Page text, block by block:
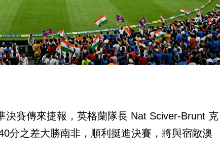
賽傳來捷報，英格蘭隊長 Nat Sciver-Brunt 克
分之差大勝南非，順利挺進決賽，將與宿敵澳